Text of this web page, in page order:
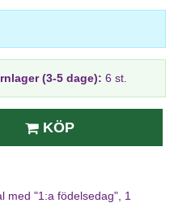
(3-5 dage): 6 st.
KÖP
med "1:a födelsedag", 1